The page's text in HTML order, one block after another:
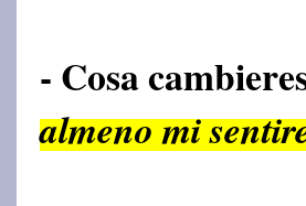
- Cosa
almeno mi